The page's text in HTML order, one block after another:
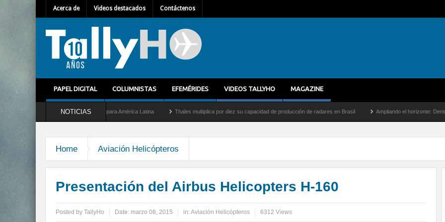
Acerca de Videos destacados Contáctenos
PAPEL DIGITAL COLUMNISTAS EFEMÉRIDES VIDEOS TALLYHO MAGAZINE
NOTICIAS
nuevo Director General para América Latina Thales multiplica por diez su capacidad de producción de radares en Brasil Ampliando el horizonte: Dentro del vuelo
Home Aviación Helicópteros
Presentación del Airbus Helicopters H-160
Posted by TallyHo Date: marzo 08, 2015 in:Aviación Helicópteros 6312 Views